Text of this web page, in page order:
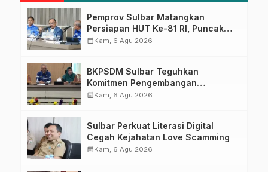
Pemprov Sulbar Matangkan
Persiapan HUT Ke-81 RI, Puncak
Upacara di Lapangan Ahmad
calendar_monthKam, 6 Agu 2026
BKPSDM Sulbar Teguhkan
Komitmen Pengembangan
Kompetensi ASN melalui
calendar_monthKam, 6 Agu 2026
Sulbar Perkuat Literasi Digital
Cegah Kejahatan Love Scamming
calendar_monthKam, 6 Agu 2026